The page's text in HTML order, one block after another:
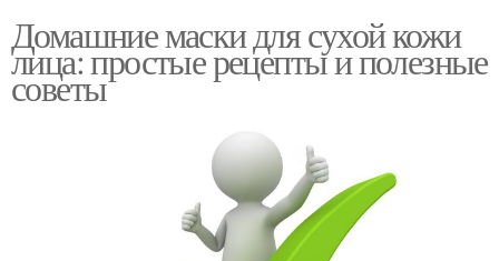
Домашние маски для сухой кожи
лица: простые рецепты и полезные
советы